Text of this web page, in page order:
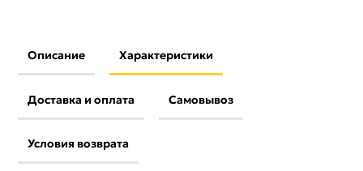
Описание Характеристики
Доставка и оплата Самовывоз
Условия возврата